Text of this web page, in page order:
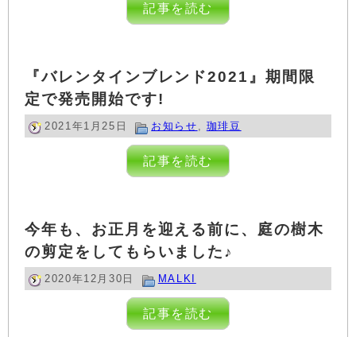
記事を読む
『バレンタインブレンド2021』期間限
定で発売開始です!
2021年1月25日 お知らせ , 珈琲豆
記事を読む
今年も、お正月を迎える前に、庭の樹木
の剪定をしてもらいました♪
2020年12月30日 MALKI
記事を読む